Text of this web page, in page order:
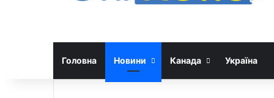
Головна Новини Канада Україна